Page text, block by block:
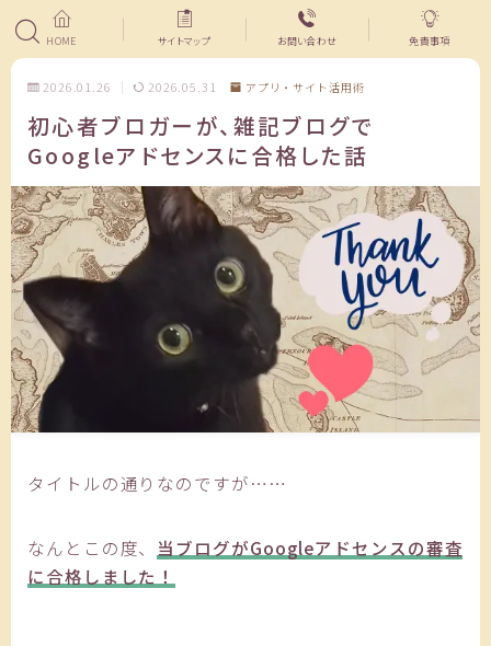
HOME サイトマップ お問い合わせ 免責事項
2026.01.26 2026.05.31 アプリ・サイト活用術
初心者ブロガーが、雑記ブログで
Googleアドセンスに合格した話
タイトルの通りなのですが……
なんとこの度、 当ブログがGoogleアドセンスの審査
に合格しました！